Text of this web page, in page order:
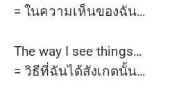
= ในความเห็นของฉัน…
The way I see things…
= วิธีที่ฉันได้สังเกตนั้น…